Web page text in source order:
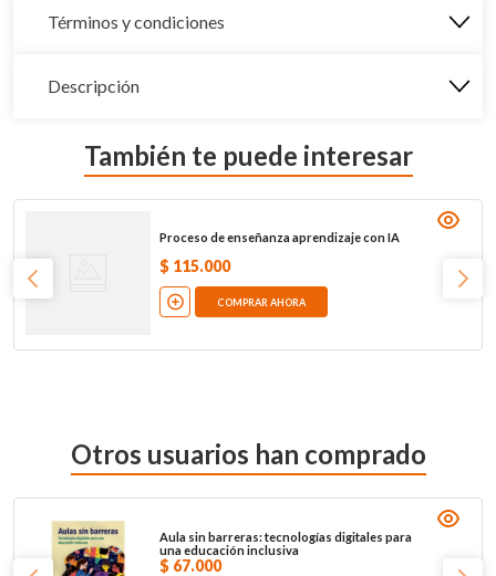
Términos y condiciones
Descripción
También te puede interesar
Proceso de enseñanza aprendizaje con IA
$ 115.000
COMPRAR AHORA
Otros usuarios han comprado
Aula sin barreras: tecnologías digitales para
una educación inclusiva
$ 67.000